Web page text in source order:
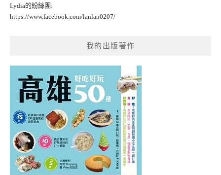
Lydia的紛絲團:
https://www.facebook.com/lanlan0207/
我的出版著作